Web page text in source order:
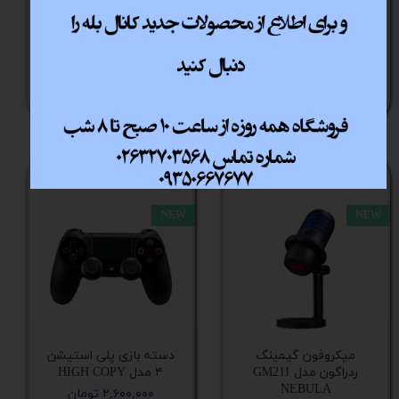
مادبرد
نویز صوتی فن
محدوده سرعت چرخش فن
ولتاژ ورودی
هدست با سیم میشن
هدست گیمینگ آنیکو
میکروفون گیمینگ
ردراگون مدل GM211
NEBULA
NEW
دسته بازی پلی استیشن
۴ مدل HIGH COPY
۲,۶۰۰,۰۰۰ تومان
NEW